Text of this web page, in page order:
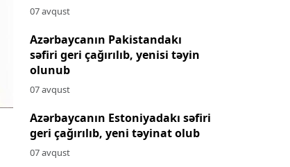
07 avqust
Azərbaycanın Pakistandakı
səfiri geri çağırılıb, yenisi təyin
olunub
07 avqust
Azərbaycanın Estoniyadakı səfiri
geri çağırılıb, yeni təyinat olub
07 avqust